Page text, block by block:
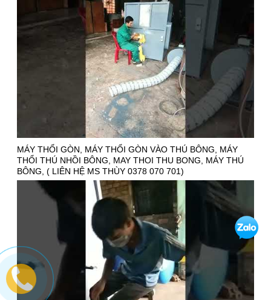
MÁY THỔI GÒN, MÁY THỔI GÒN VÀO THÚ BÔNG, MÁY
THỔI THÚ NHỒI BÔNG, MAY THOI THU BONG, MÁY THÚ
BÔNG, ( LIÊN HỆ MS THÙY 0378 070 701)